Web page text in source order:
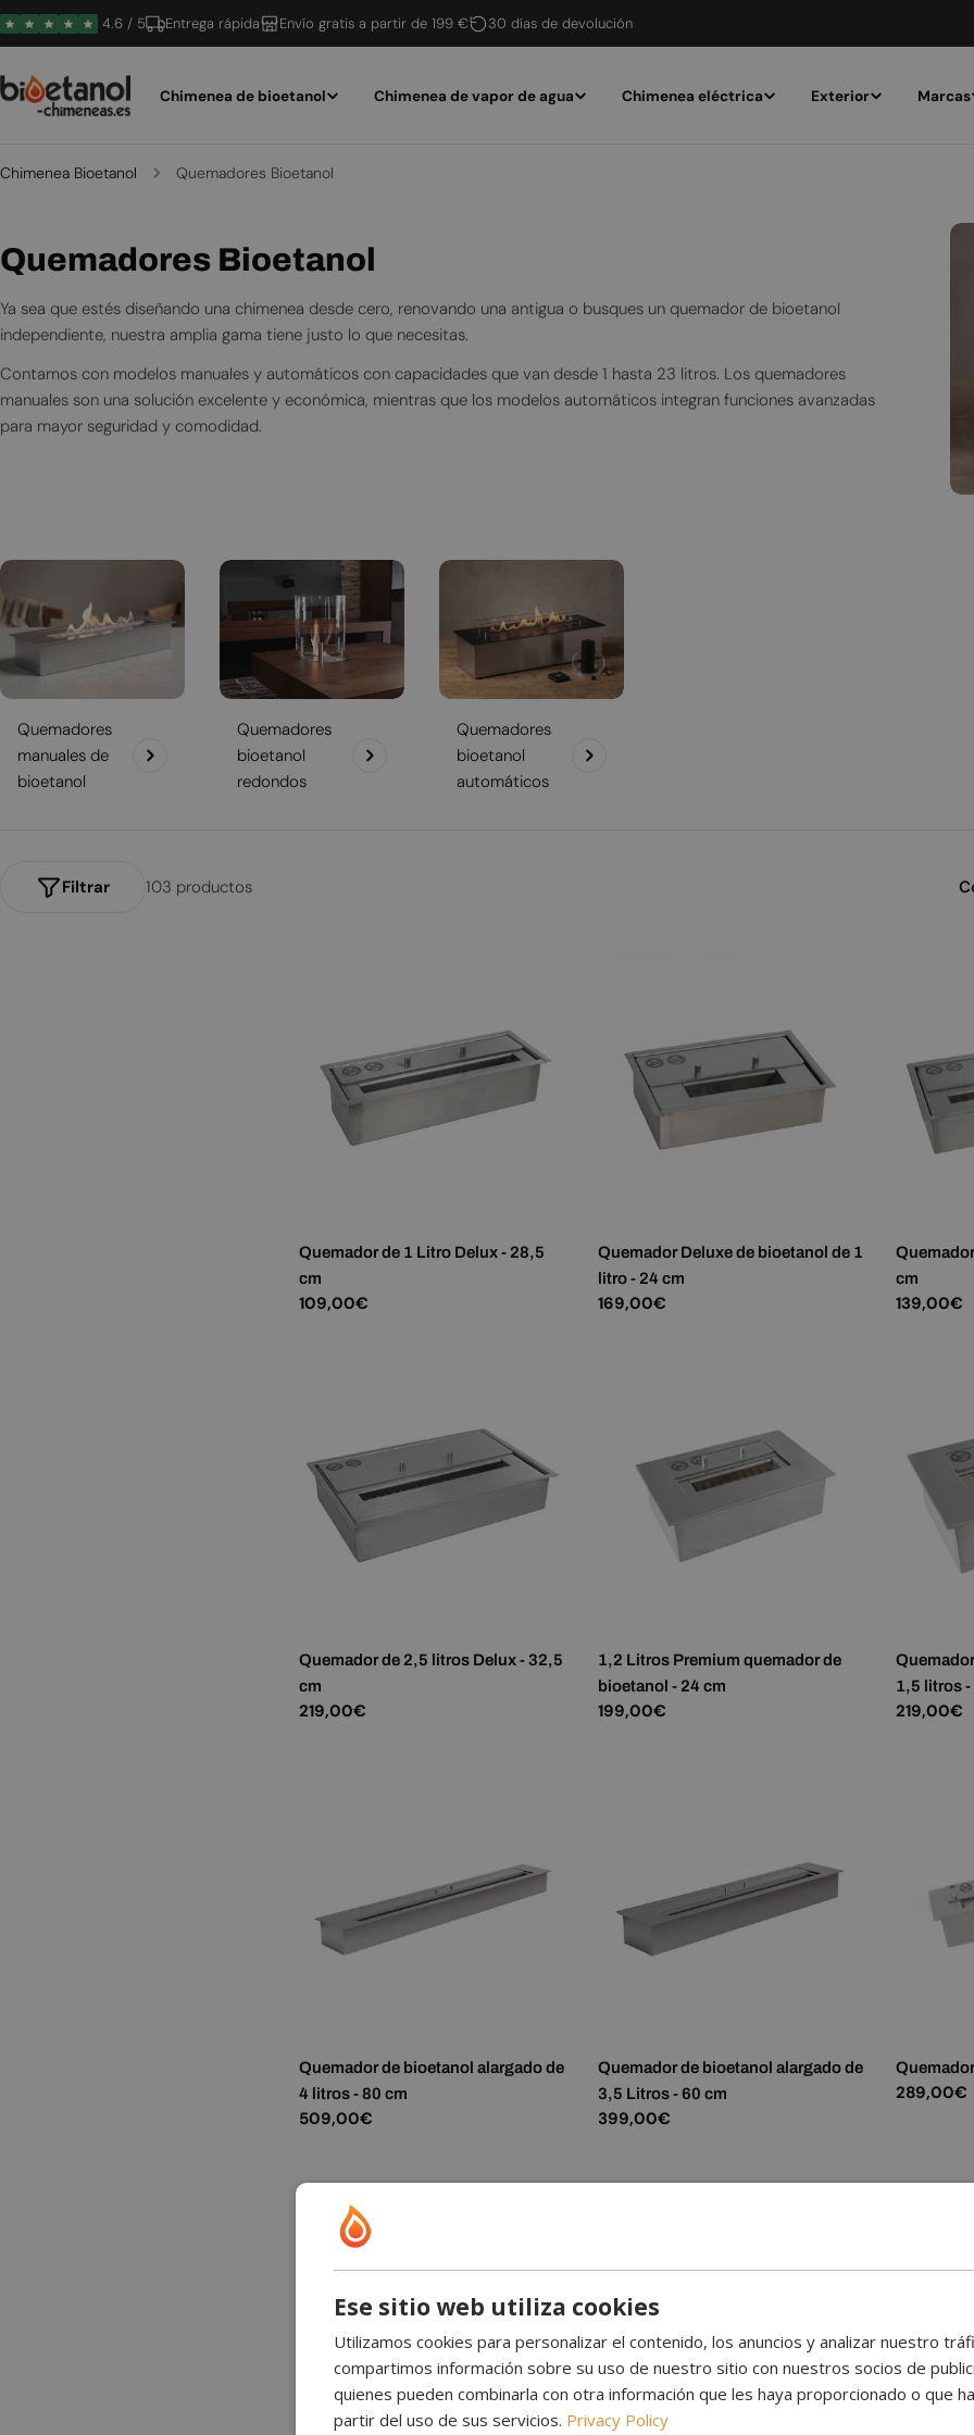
Saltar
al
4.6 / 5 Entrega rápida Envío gratis a partir de 199 € 30 días de devolución
Chimenea de bioetanol Chimenea de vapor de agua Chimenea eléctrica Exterior Marcas
Chimenea Bioetanol Quemadores Bioetanol
R
e
c
o
p
c
i
ó
n
Quemadores Bioetanol
Ya sea que estés diseñando una chimenea desde cero, renovando una antigua o busques un quemador de bioetanol
independiente, nuestra amplia gama tiene justo lo que necesitas.
Contamos con modelos manuales y automáticos con capacidades que van desde 1 hasta 23 litros. Los quemadores
manuales son una solución excelente y económica, mientras que los modelos automáticos integran funciones avanzadas
para mayor seguridad y comodidad.
Quemadores
manuales de
bioetanol
Quemadores
bioetanol
redondos
Quemadores
bioetanol
automáticos
103 productos
Filtrar
Quemador de 1 Litro Delux - 28,5
cm
Precio
109,00€
Quemador Deluxe de bioetanol de 1
litro - 24 cm
Precio
169,00€
cm
Precio
139,00€
Quemador de 2,5 litros Delux - 32,5
cm
Precio
219,00€
1,2 Litros Premium quemador de
bioetanol - 24 cm
Precio
199,00€
1,5 litros -
Precio
219,00€
Quemador de bioetanol alargado de
4 litros - 80 cm
Precio
509,00€
Quemador de bioetanol alargado de
3,5 Litros - 60 cm
Precio
399,00€
Precio
289,00€
Ese sitio web utiliza cookies
Utilizamos cookies para personalizar el contenido, los anuncios y analizar nuestro
compartimos información sobre su uso de nuestro sitio con nuestros socios de
quienes pueden combinarla con otra información que les haya proporcionado o que
partir del uso de sus servicios. Privacy Policy